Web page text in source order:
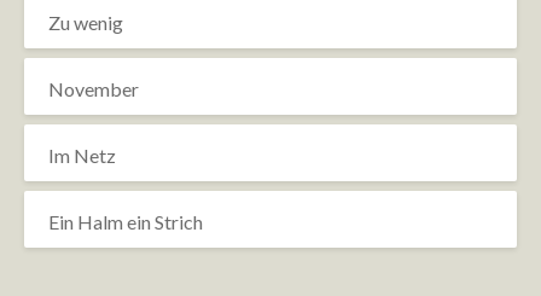
Zu wenig
November
Im Netz
Ein Halm ein Strich